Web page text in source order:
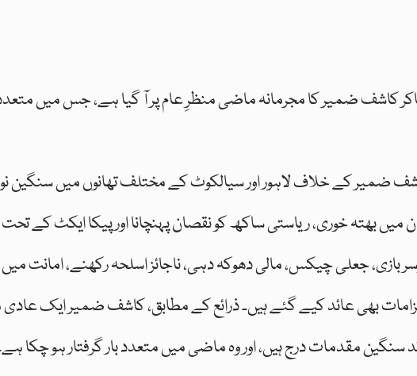
کاشف ضمیر کا مجرمانہ ماضی منظرِ عام پر آ گیا ہے، جس میں
ضمیر کے خلاف لاہور اور سیالکوٹ کے مختلف تھانوں میں
میں بھتہ خوری، ریاستی ساکھ کو نقصان پہنچانا اور پیکا ایکٹ کے
بازی، جعلی چیکس، مالی دھوکہ دہی، ناجائز اسلحہ رکھنے، امانت
بھی عائد کیے گئے ہیں۔ ذرائع کے مطابق، کاشف ضمیر ایک
مقدمات درج ہیں، اور وہ ماضی میں متعدد بار گرفتار ہو چکا